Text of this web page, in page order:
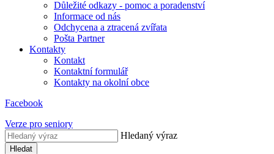
Důležité odkazy - pomoc a poradenství
Informace od nás
Odchycena a ztracená zvířata
Pošta Partner
Kontakty
Kontakt
Kontaktní formulář
Kontakty na okolní obce
Facebook
Verze pro seniory
Hledaný výraz
Hledat